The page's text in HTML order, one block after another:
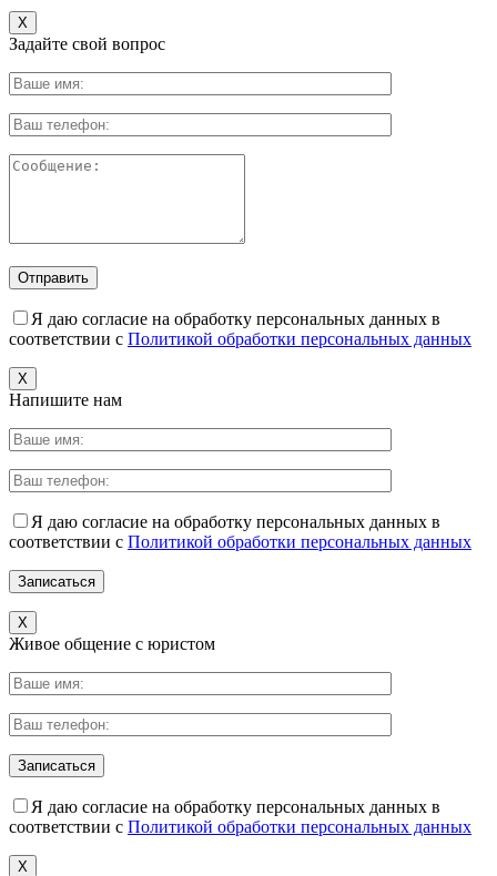
X
Задайте свой вопрос
Я даю согласие на обработку персональных данных в
соответствии с Политикой обработки персональных данных
X
Напишите нам
Я даю согласие на обработку персональных данных в
соответствии с Политикой обработки персональных данных
X
Живое общение с юристом
Я даю согласие на обработку персональных данных в
соответствии с Политикой обработки персональных данных
X